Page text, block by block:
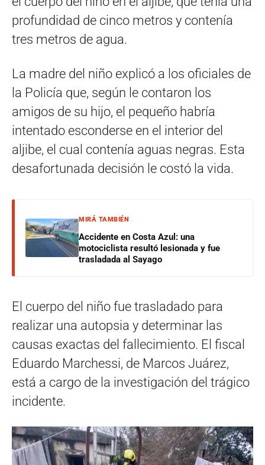
profundidad de cinco metros y contenía
tres metros de agua.
La madre del niño explicó a los oficiales de
la Policía que, según le contaron los
amigos de su hijo, el pequeño habría
intentado esconderse en el interior del
aljibe, el cual contenía aguas negras. Esta
desafortunada decisión le costó la vida.
MIRÁ TAMBIÉN
Accidente en Costa Azul: una
motociclista resultó lesionada y fue
trasladada al Sayago
El cuerpo del niño fue trasladado para
realizar una autopsia y determinar las
causas exactas del fallecimiento. El fiscal
Eduardo Marchessi, de Marcos Juárez,
está a cargo de la investigación del trágico
incidente.